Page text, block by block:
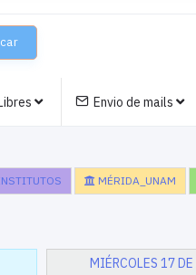
Envio de mails
MÉRIDA_UNAM
MIÉRCOLES 17